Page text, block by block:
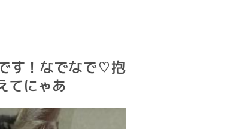
す！なでなで♡抱
てにゃあ